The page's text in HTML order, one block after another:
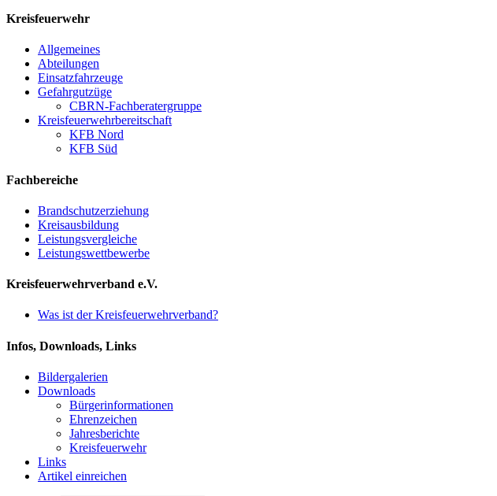
Kreisfeuerwehr
Allgemeines
Abteilungen
Einsatzfahrzeuge
Gefahrgutzüge
CBRN-Fachberatergruppe
Kreisfeuerwehrbereitschaft
KFB Nord
KFB Süd
Fachbereiche
Brandschutzerziehung
Kreisausbildung
Leistungsvergleiche
Leistungswettbewerbe
Kreisfeuerwehrverband e.V.
Was ist der Kreisfeuerwehrverband?
Infos, Downloads, Links
Bildergalerien
Downloads
Bürgerinformationen
Ehrenzeichen
Jahresberichte
Kreisfeuerwehr
Links
Artikel einreichen